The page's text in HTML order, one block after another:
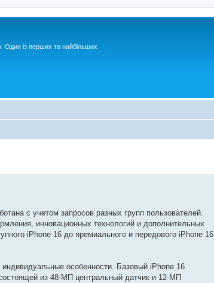
Один із перших та найбільших
с учетом запросов разных групп пользователей.
инновационных технологий и дополнительных
iPhone 16 до премиального и передового iPhone 16
особенности. Базовый iPhone 16
из 48-МП центральный датчик и 12-МП